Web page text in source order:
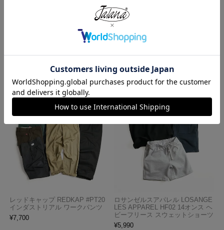
ロサンゼルスアパレル LOSANGE
LES APPAREL 1203GD 8.5オンス
半袖 バインディング ガーメント
¥4,990
ハバハンク HAV-A-HANK バンダ
ペイズリーTHE BANDANNA COM
PANY
¥770
レッドキャップ REDKAP #PT20
インダストリアル ワークパンツ
¥7,700
ロサンゼルスアパレル LOSANGE
LES APPAREL HF02 14オンス ヘ
ビーフリース スウェットショーツ
¥5,990